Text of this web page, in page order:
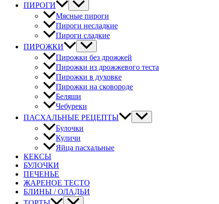
ПИРОГИ
Мясные пироги
Пироги несладкие
Пироги сладкие
ПИРОЖКИ
Пирожки без дрожжей
Пирожки из дрожжевого теста
Пирожки в духовке
Пирожки на сковороде
Беляши
Чебуреки
ПАСХАЛЬНЫЕ РЕЦЕПТЫ
Булочки
Куличи
Яйца пасхальные
КЕКСЫ
БУЛОЧКИ
ПЕЧЕНЬЕ
ЖАРЕНОЕ ТЕСТО
БЛИНЫ / ОЛАДЬИ